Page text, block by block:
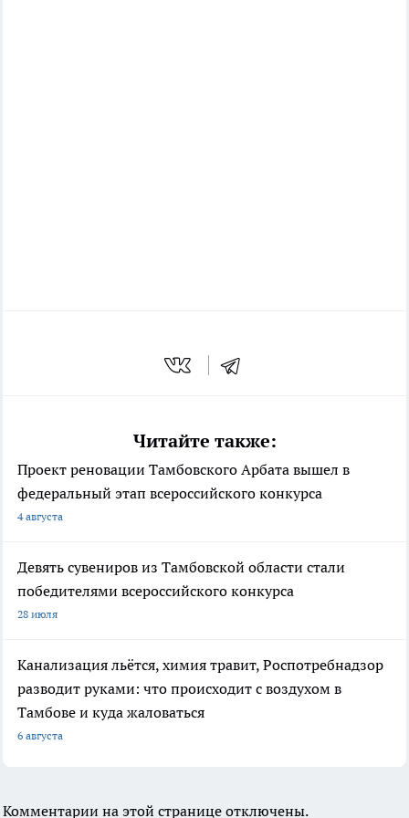
Читайте также:
Проект реновации Тамбовского Арбата вышел в
федеральный этап всероссийского конкурса
4 августа
Девять сувениров из Тамбовской области стали
победителями всероссийского конкурса
28 июля
Канализация льётся, химия травит, Роспотребнадзор
разводит руками: что происходит с воздухом в
Тамбове и куда жаловаться
6 августа
Комментарии на этой странице отключены.